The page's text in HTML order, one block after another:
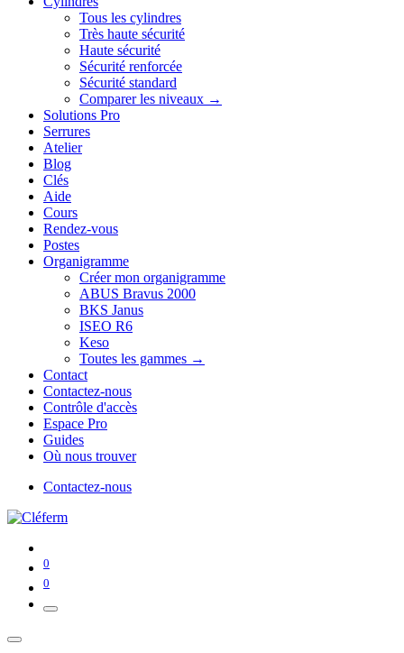
Tous les cylindres
Très haute sécurité
Haute sécurité
Sécurité renforcée
Sécurité standard
Comparer les niveaux →
Solutions Pro
Serrures
Atelier
Blog
Clés
Aide
Cours
Rendez-vous
Postes
Organigramme
Créer mon organigramme
ABUS Bravus 2000
BKS Janus
ISEO R6
Keso
Toutes les gammes →
Contact
Contactez-nous
Contrôle d'accès
Espace Pro
Guides
Où nous trouver
Contactez-nous
0
0